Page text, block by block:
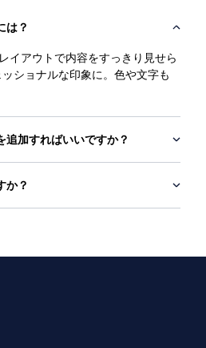
は？
イアウトで内容をすっきり見せら
ショナルな印象に。色や文字も
加すればいいですか？
か？